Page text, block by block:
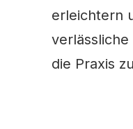
erleichtern
die Praxis